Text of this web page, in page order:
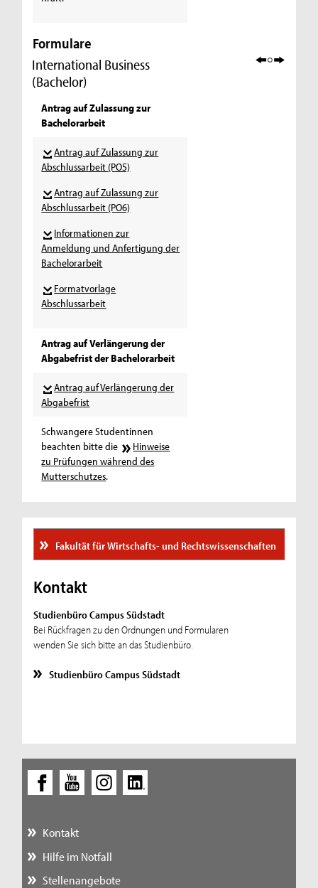
Formulare
Antrag auf Zulassung zur
Bachelorarbeit
International Business
(Bachelor)
Antrag auf Zulassung zur
Abschlussarbeit (PO5)
Antrag auf Zulassung zur
Abschlussarbeit (PO6)
Informationen zur
Anmeldung und Anfertigung der
Bachelorarbeit
Formatvorlage
Abschlussarbeit
Antrag auf Verlängerung der
Abgabefrist der Bachelorarbeit
Antrag auf Verlängerung der
Abgabefrist
Schwangere Studentinnen
beachten bitte die
Hinweise
zu Prüfungen während des
Mutterschutzes.
Fakultät für Wirtschafts- und Rechtswissenschaften
Kontakt
Studienbüro Campus Südstadt
Bei Rückfragen zu den Ordnungen und Formularen
wenden Sie sich bitte an das Studienbüro.
Studienbüro Campus Südstadt
Kontakt
Hilfe im Notfall
Stellenangebote